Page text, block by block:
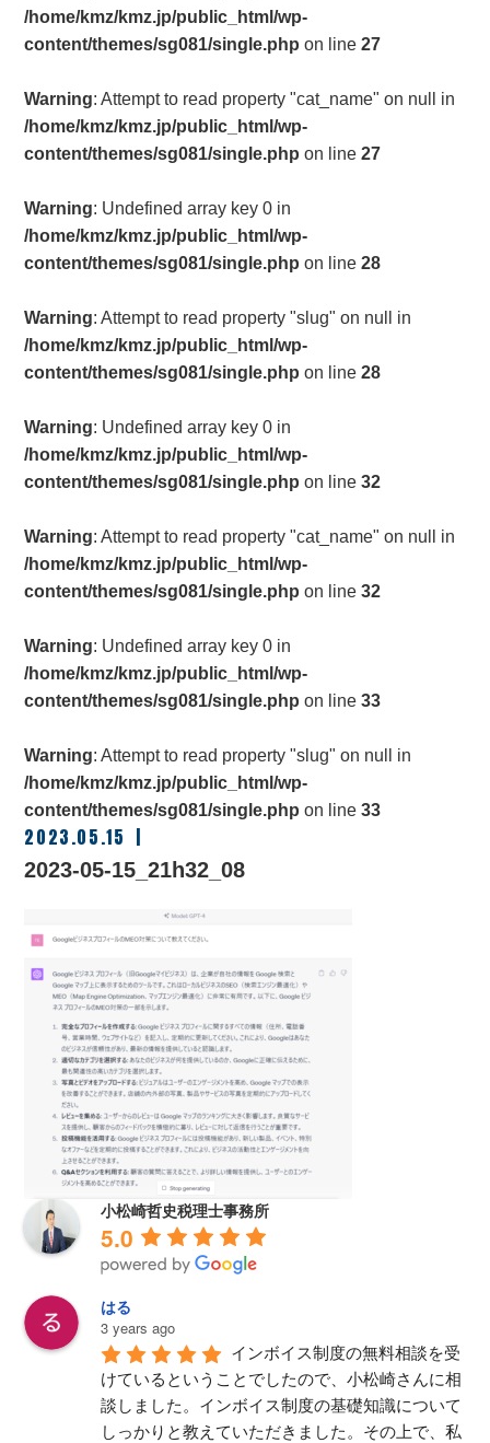
/home/kmz/kmz.jp/public_html/wp-
content/themes/sg081/single.php on line27
Warning: Attempt to read property "cat_name" on null in
/home/kmz/kmz.jp/public_html/wp-
content/themes/sg081/single.php on line27
Warning: Undefined array key 0 in
/home/kmz/kmz.jp/public_html/wp-
content/themes/sg081/single.php on line28
Warning: Attempt to read property "slug" on null in
/home/kmz/kmz.jp/public_html/wp-
content/themes/sg081/single.php on line28
Warning: Undefined array key 0 in
/home/kmz/kmz.jp/public_html/wp-
content/themes/sg081/single.php on line32
Warning: Attempt to read property "cat_name" on null in
/home/kmz/kmz.jp/public_html/wp-
content/themes/sg081/single.php on line32
Warning: Undefined array key 0 in
/home/kmz/kmz.jp/public_html/wp-
content/themes/sg081/single.php on line33
Warning: Attempt to read property "slug" on null in
/home/kmz/kmz.jp/public_html/wp-
content/themes/sg081/single.php on line33
2023.05.15
2023-05-15_21h32_08
小松崎哲史税理士事務所
5.0
はる
3 years ago
インボイス制度の無料相談を受
けているということでしたので、小松崎さんに相
談しました。インボイス制度の基礎知識について
しっかりと教えていただきました。その上で、私